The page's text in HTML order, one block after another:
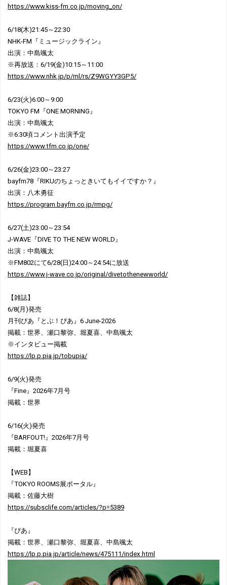
https://www.kiss-fm.co.jp/moving_on/
6/18(木)21:45～22:30
NHK-FM『ミュージックライン』
出演：中島颯太
※再放送：6/19(金)10:15～11:00
https://www.nhk.jp/p/ml/rs/Z9WGYY3GP5/
6/23(火)6:00～9:00
TOKYO FM『ONE MORNING』
出演：中島颯太
※6:30頃コメント出演予定
https://www.tfm.co.jp/one/
6/26(金)23:00～23:27
bayfm78『RIKUのちょっときいてもイイですか？』
出演：八木勇征
https://program.bayfm.co.jp/rmpg/
6/27(土)23:00～23:54
J-WAVE『DIVE TO THE NEW WORLD』
出演：中島颯太
※FM802にて6/28(日)24:00～24:54に放送
https://www.j-wave.co.jp/original/divetothenewworld/
【雑誌】
6/8(月)発売
月刊ぴあ『とぶ！ぴあ』6 June-2026
掲載：世界、瀬口黎弥、堀夏喜、中島颯太
※インタビュー掲載
https://lp.p.pia.jp/tobupia/
6/9(火)発売
『Fine』2026年7月号
掲載：世界
6/16(火)発売
『BARFOUT!』2026年7月号
掲載：堀夏喜
【WEB】
『TOKYO ROOMS展ポータル』
掲載：佐藤大樹
https://subsclife.com/articles/?p=5389
『ぴあ』
掲載：世界、瀬口黎弥、堀夏喜、中島颯太
https://lp.p.pia.jp/article/news/475111/index.html